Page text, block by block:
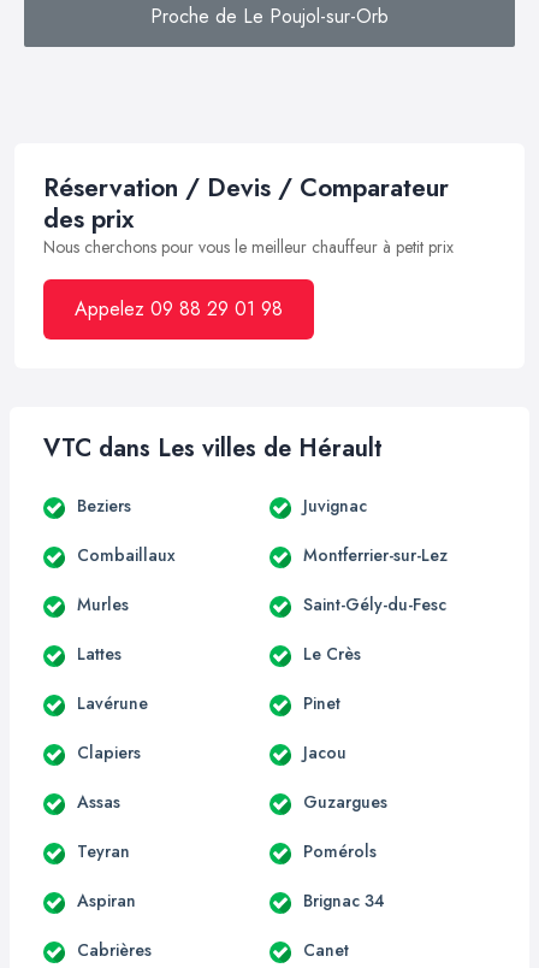
Proche de Le Poujol-sur-Orb
Réservation / Devis / Comparateur
des prix
Nous cherchons pour vous le meilleur chauffeur à petit prix
Appelez 09 88 29 01 98
VTC dans Les villes de Hérault
Beziers Juvignac
Combaillaux Montferrier-sur-Lez
Murles Saint-Gély-du-Fesc
Lattes Le Crès
Lavérune Pinet
Clapiers Jacou
Assas Guzargues
Teyran Pomérols
Aspiran Brignac 34
Cabrières Canet